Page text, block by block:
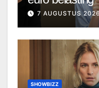
7 AUGUSTUS
SHOWBIZZ